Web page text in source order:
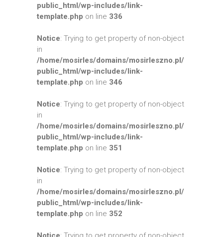
public_html/wp-includes/link-
template.php on line 336
Notice: Trying to get property of non-object
in
/home/mosirles/domains/mosirleszno.pl/
public_html/wp-includes/link-
template.php on line 346
Notice: Trying to get property of non-object
in
/home/mosirles/domains/mosirleszno.pl/
public_html/wp-includes/link-
template.php on line 351
Notice: Trying to get property of non-object
in
/home/mosirles/domains/mosirleszno.pl/
public_html/wp-includes/link-
template.php on line 352